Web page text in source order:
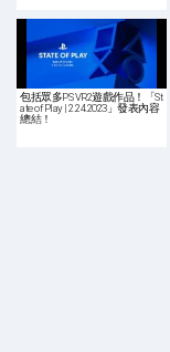
包括眾多PS VR2遊戲作品！「St
ate of Play | 2.24.2023」發表內容
總結！